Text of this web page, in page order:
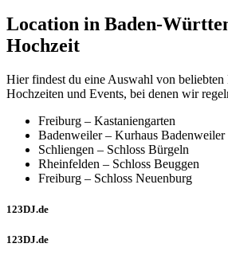
Location in Baden-
Hochzeit
Hier findest du eine Auswahl von
Hochzeiten und Events, bei denen wir
Freiburg – Kastaniengarten
Badenweiler – Kurhaus Badenweiler
Schliengen – Schloss Bürgeln
Rheinfelden – Schloss Beuggen
Freiburg – Schloss Neuenburg
123DJ.de
123DJ.de